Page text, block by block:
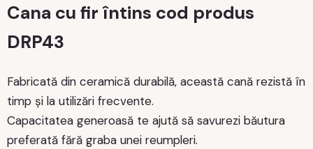
Cana cu fir întins cod produs
DRP43
Fabricată din ceramică durabilă, această cană rezistă în
timp și la utilizări frecvente.
Capacitatea generoasă te ajută să savurezi băutura
preferată fără graba unei reumpleri.